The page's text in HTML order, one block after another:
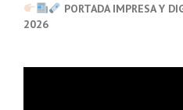
PORTADA IMPRESA Y
2026